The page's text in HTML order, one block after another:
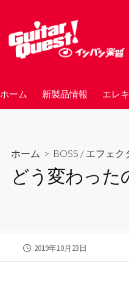
ホーム 新製品情報 エレ
ホーム > BOSS / エフェク
どう変わった
公
2019年10月23日